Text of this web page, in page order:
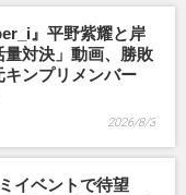
』平野紫耀と岸
対決」動画、勝敗
ンプリメンバー
2026/8/3
イベントで待望